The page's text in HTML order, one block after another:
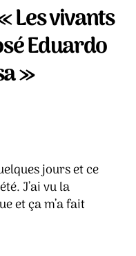
Les vivants
Eduardo
»
jours et ce
J’ai vu la
et ça m’a fait